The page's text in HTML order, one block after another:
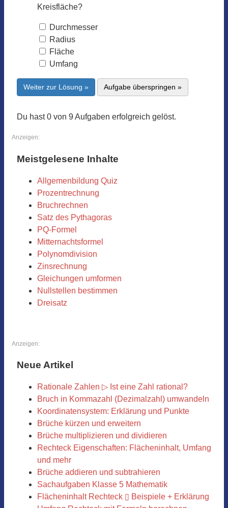
Kreisfläche?
Durchmesser
Radius
Fläche
Umfang
Weiter zur Lösung » Aufgabe überspringen »
Du hast 0 von 9 Aufgaben erfolgreich gelöst.
Anzeigen:
Meistgelesene Inhalte
Allgemenbildung Quiz
Prozentrechnung
Bruchrechnen
Satz des Pythagoras
PQ-Formel
Mitternachtsformel
Polynomdivision
Zinsrechnung
Gleichungen umformen
Nullstellen bestimmen
Dreisatz
Anzeigen:
Neue Artikel
Rationale Zahlen ▷ Ist eine Zahl rational?
Bruch in Kommazahl (Dezimalzahl) umwandeln
Koordinatensystem: Erklärung und Punkte
Brüche kürzen und erweitern
Brüche multiplizieren und dividieren
Rechteck Eigenschaften: Flächeninhalt, Umfang
und mehr
Brüche addieren und subtrahieren
Sachaufgaben Klasse 5 Mathematik
Flächeninhalt Rechteck ▯ Beispiele + Erklärung